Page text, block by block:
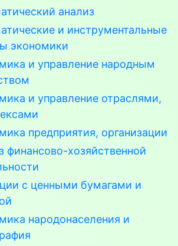
анализ
и инструментальные
экономики
и управление народным
и управление отраслями,
предприятия, организации
финансово-хозяйственной
с ценными бумагами и
народонаселения и